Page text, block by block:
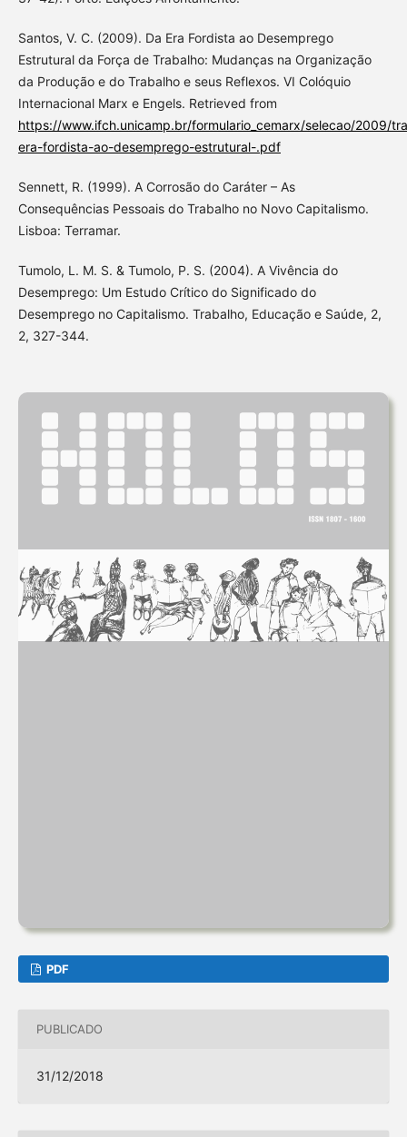
Santos, V. C. (2009). Da Era Fordista ao Desemprego
Estrutural da Força de Trabalho: Mudanças na Organização
da Produção e do Trabalho e seus Reflexos. VI Colóquio
Internacional Marx e Engels. Retrieved from
https://www.ifch.unicamp.br/formulario_cemarx/selecao/2009/
era-fordista-ao-desemprego-estrutural-.pdf
Sennett, R. (1999). A Corrosão do Caráter – As
Consequências Pessoais do Trabalho no Novo Capitalismo.
Lisboa: Terramar.
Tumolo, L. M. S. & Tumolo, P. S. (2004). A Vivência do
Desemprego: Um Estudo Crítico do Significado do
Desemprego no Capitalismo. Trabalho, Educação e Saúde, 2,
2, 327-344.
PDF
PUBLICADO
31/12/2018